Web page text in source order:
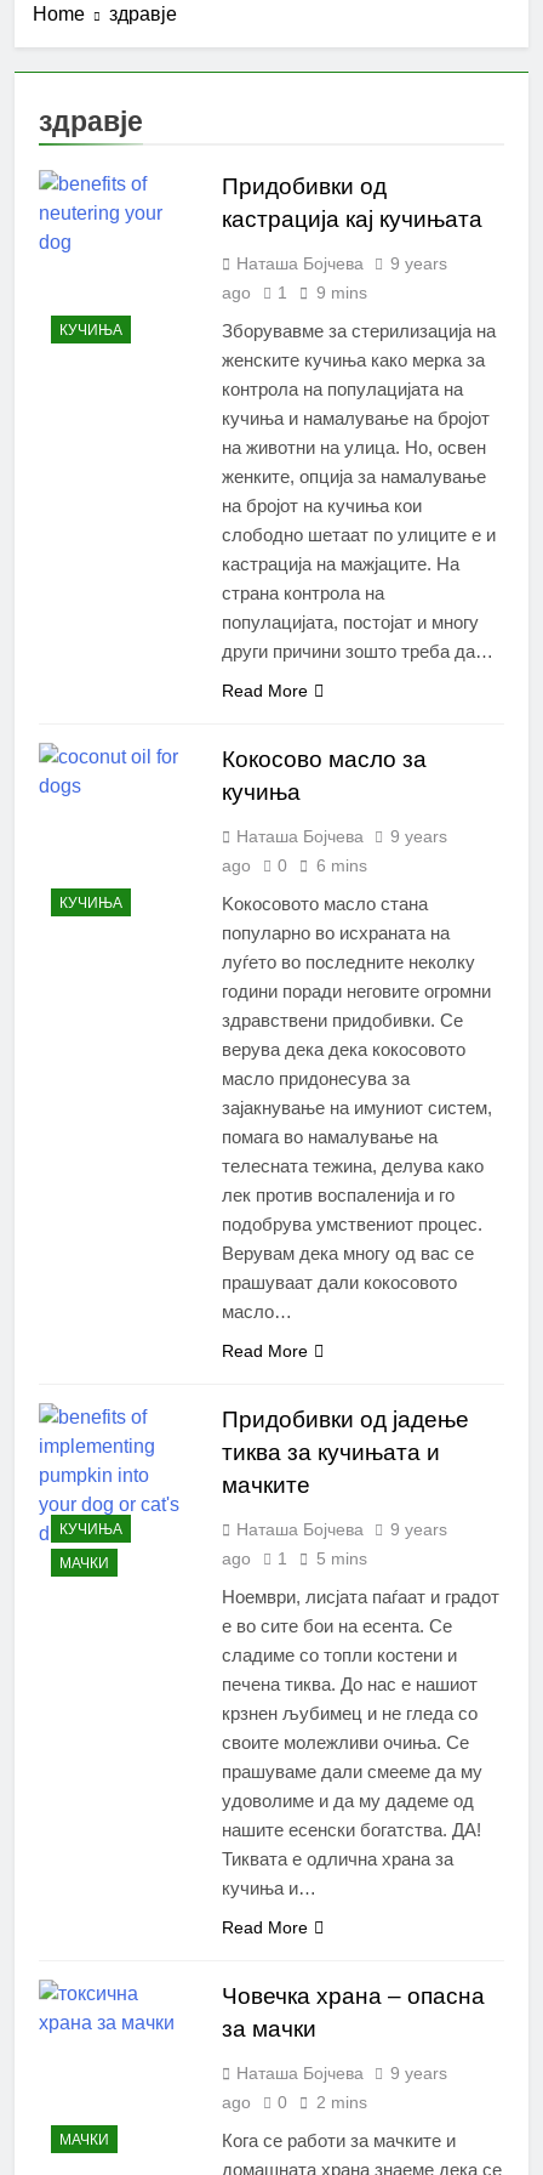
Home здравје
здравје
КУЧИЊА
Придобивки од
кастрација кај кучињата
Наташа Бојчева
9 years
ago
1 9 mins
Зборувавме за стерилизација на
женските кучиња како мерка за
контрола на популацијата на
кучиња и намалување на бројот
на животни на улица. Но, освен
женките, опција за намалување
на бројот на кучиња кои
слободно шетаат по улиците е и
кастрација на мажјаците. На
страна контрола на
популацијата, постојат и многу
други причини зошто треба да…
Read More
КУЧИЊА
Кокосово масло за
кучиња
Наташа Бојчева
9 years
ago
0 6 mins
Kокосовото масло стана
популарно во исхраната на
луѓето во последните неколку
години поради неговите огромни
здравствени придобивки. Се
верува дека дека кокосовото
масло придонесува за
зајакнување на имуниот систем,
помага во намалување на
телесната тежина, делува како
лек против воспаленија и го
подобрува умствениот процес.
Верувам дека многу од вас се
прашуваат дали кокосовото
масло…
Read More
КУЧИЊА
МАЧКИ
Придобивки од јадење
тиква за кучињата и
мачките
Наташа Бојчева
9 years
ago
1 5 mins
Ноември, лисјата паѓаат и градот
е во сите бои на есента. Се
сладиме со топли костени и
печена тиква. До нас е нашиот
крзнен љубимец и не гледа со
своите молежливи очиња. Се
прашуваме дали смееме да му
удоволиме и да му дадеме од
нашите есенски богатства. ДА!
Тиквата е одлична храна за
кучиња и…
Read More
МАЧКИ
Човечка храна – опасна
за мачки
Наташа Бојчева
9 years
ago
0 2 mins
Кога се работи за мачките и
домашната храна знаеме дека се